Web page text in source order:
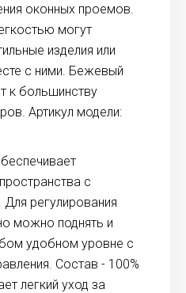
оконных проемов.
могут
изделия или
с ними. Бежевый
к большинству
Артикул модели:
с
регулирования
можно поднять и
удобном уровне с
Состав - 100%
легкий уход за